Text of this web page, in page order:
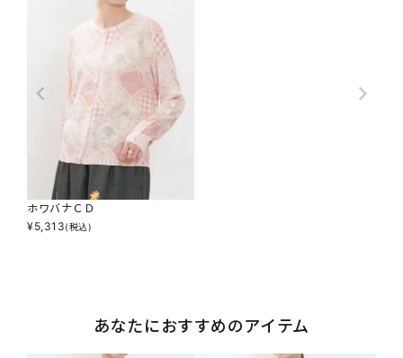
ホワバナＣＤ
¥5,313(税込)
あなたにおすすめのアイテム